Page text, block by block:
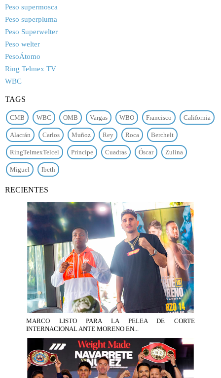
Peso supermosca
Peso superpluma
Peso Superwelter
Peso welter
PesoÁtomo
Ring Telmex TV
WBC
TAGS
CMB WBC OMB Vargas WBO Francisco California
Alacrán Carlos Muñoz Rey Roca Berchelt
RingTelmexTelcel Principe Cuadras Óscar Zulina
Miguel Ibeth
RECIENTES
MARCO LISTO PARA LA PELEA DE CORTE
INTERNACIONAL ANTE MORENO EN...